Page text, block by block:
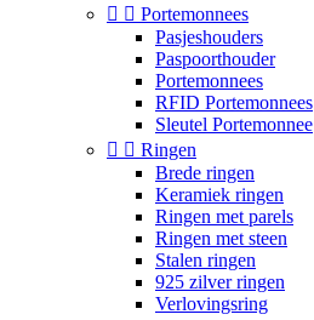
  Portemonnees
Pasjeshouders
Paspoorthouder
Portemonnees
RFID Portemonnees
Sleutel Portemonnee
  Ringen
Brede ringen
Keramiek ringen
Ringen met parels
Ringen met steen
Stalen ringen
925 zilver ringen
Verlovingsring